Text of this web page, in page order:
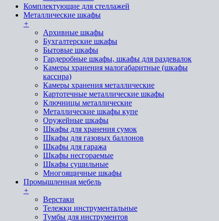
Комплектующие для стеллажей
Металлические шкафы
+
Архивные шкафы
Бухгалтерские шкафы
Бытовые шкафы
Гардеробные шкафы, шкафы для раздевалок
Камеры хранения малогабаритные (шкафы
кассира)
Камеры хранения металлические
Картотечные металлические шкафы
Ключницы металлические
Металлические шкафы купе
Оружейные шкафы
Шкафы для хранения сумок
Шкафы для газовых баллонов
Шкафы для гаража
Шкафы несгораемые
Шкафы сушильные
Многоящичные шкафы
Промышленная мебель
+
Верстаки
Тележки инструментальные
Тумбы для инструментов